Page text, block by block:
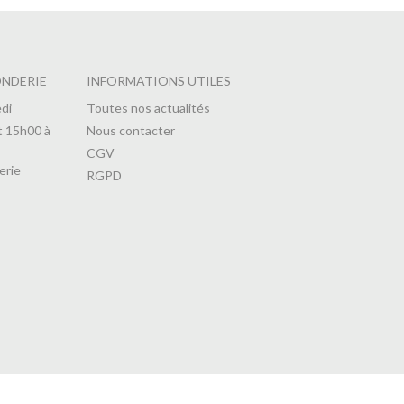
15h00 à
INFORMATIONS UTILES
Toutes nos actualités
Nous contacter
CGV
RGPD